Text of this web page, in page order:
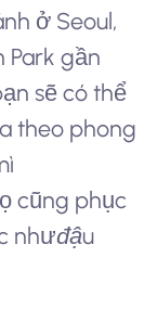
ở Seoul,
Park gần
sẽ có thể
theo phong
cũng phục
nhưđậu